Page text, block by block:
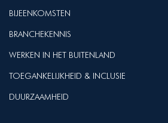
BIJEENKOMSTEN
BRANCHEKENNIS
WERKEN IN HET BUITENLAND
TOEGANKELIJKHEID & INCLUSIE
DUURZAAMHEID